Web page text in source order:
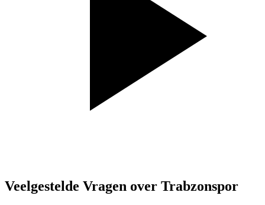
Veelgestelde Vragen over Trabzonspor